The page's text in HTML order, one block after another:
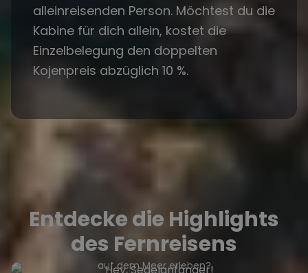
alleinreisenden Person. Möchtest du die
Kabine für dich allein, kostet die
Einzelbelegung den doppelten
Kojenpreis abzüglich 10 %.
Entdecke die Highlights
des Fernreisens
Hey, Segelanfänger!
Du willst einen besonderen Urlaub als Alleinreisender
auf dem Meer erleben?